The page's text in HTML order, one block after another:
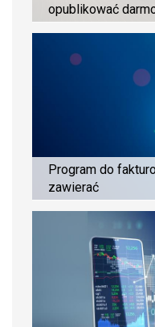
opublikować
Program do
zawierać